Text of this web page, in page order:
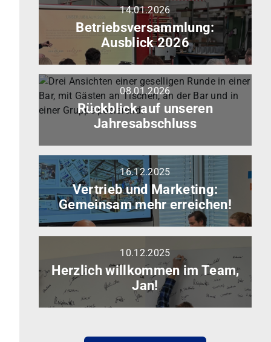
Stand
3B32
14.01.2026
Betriebsversammlung:
Ausblick 2026
Weiterlesen Betriebsversammlung:
Ausblick
2026
08.01.2026
Rückblick auf unseren
Jahresabschluss
WeiterlesenRückblick
auf
unseren
16.12.2025
Vertrieb und Marketing:
Gemeinsam mehr erreichen!
Weiterlesen Vertrieb
und
Marketing:
Gemeinsam
mehr
10.12.2025
Herzlich willkommen im Team,
Jan!
Weiterlesen Herzlich
willkommen
im
Team,
Jan!